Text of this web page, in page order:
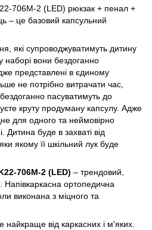
706M-2 (LED) рюкзак + пенал +
– це базовий капсульний
які супроводжуватимуть дитину
наборі вони бездоганно
представлені в єдиному
не потрібно витрачати час,
пасуватимуть до
круту продуману капсулу. Адже
для одного та неймовірно
Дитина буде в захваті від
якому її шкільний лук буде
706M-2 (LED) – трендовий,
Напівкаркасна ортопедична
виконана з міцного та
найкраще від каркасних і м'яких.